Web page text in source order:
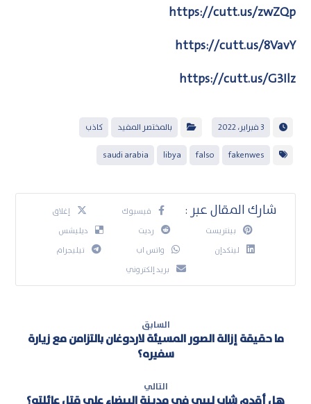
https://cutt.us/zwZQp
https://cutt.us/8VavY
https://cutt.us/G3Ilz
3 فبراير، 2022 بالمختصر المفيد كاذب
fakenwes
falso
libya
saudi arabia
فيسبوك
إغلاق
بينتريست
رديت
ديليشس
لينكدإن
واتس اب
تيليجرام
بريد إلكتروني
السابق
ما حقيقة إزالة الصور المسيئة لاردوغان بالتزامن مع زيارة
سفيره؟
التالي